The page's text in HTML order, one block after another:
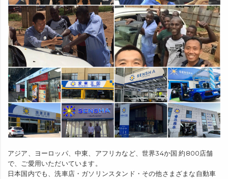
アジア、ヨーロッパ、中東、アフリカなど、世界34か国 約800店舗
で、ご愛用いただいています。
日本国内でも、洗車店・ガソリンスタンド・その他さまざまな自動車